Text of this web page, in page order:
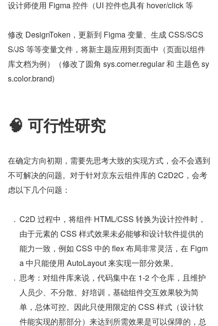
设计师使用 Figma 控件（UI 控件也具有 hover/click 等
修改 DesignToken，更新到 Figma 变量、生成 CSS/SCS
S/JS 等等变量文件，将新主题应用到页面中（页面以组件
库文档为例）（修改了圆角 sys.corner.regular 和 主题色 sy
s.color.brand)
🧠 可行性研究
在确定方向初期，需要先思考大致的实现方式，会不会遇到
不可解决的问题。对于针对京东云组件库的 C2D2C，会考
虑以下几个问题：
C2D 过程中，将组件 HTML/CSS 转换为设计控件时，
由于元素的 CSS 样式效果未必能够和设计软件提供的
能力一致，例如 CSS 中的 flex 布局非常灵活，在 Figm
a 中只能使用 AutoLayout 来实现一部分效果。
思考：对组件库来说，代码集中在 1-2 个仓库，且维护
人员少、不分散、好培训，基础组件交互效果较为简
单，总体可控。因此只使用限定的 CSS 样式（设计软
件能实现的那部分）来达到所需效果是可以保障的，总